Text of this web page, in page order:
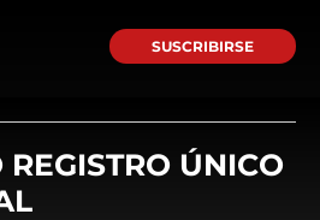
SUSCRIBIRSE
REGISTRO ÚNICO